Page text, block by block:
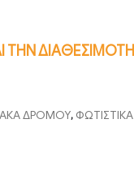
ΤΗΝ
ΔΡΟΜΟΥ, ΦΩΤΙΣΤΙΚΑ